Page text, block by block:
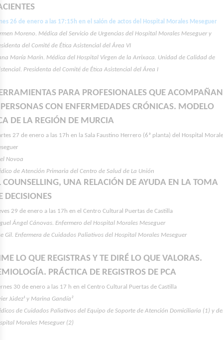
26 de enero a las 17:15h en el salón de actos del Hospital Morales Meseguer
Moreno. Médica del Servicio de Urgencias del Hospital Morales Meseguer y
del Comité de Ética Asistencial del Área VI
María Marín. Médica del Hospital Virgen de la Arrixaca. Unidad de Calidad de
Presidenta del Comité de Ética Asistencial del Área I
PARA PROFESIONALES QUE ACOMPAÑAN
CON ENFERMEDADES CRÓNICAS. MODELO
DE LA REGIÓN DE MURCIA
27 de enero a las 17h en la Sala Faustino Herrero (6ª planta) del Hospital
Novoa
de Atención Primaria del Centro de Salud de La Unión
COUNSELLING, UNA RELACIÓN DE AYUDA EN LA TOMA
DECISIONES
29 de enero a las 17h en el Centro Cultural Puertas de Castilla
Ángel Cánovas. Enfermero del Hospital Morales Meseguer
Gil. Enfermera de Cuidados Paliativos del Hospital Morales Meseguer
LO QUE REGISTRAS Y TE DIRÉ LO QUE VALORAS.
PRÁCTICA DE REGISTROS DE PCA
30 de enero a las 17 h en el Centro Cultural Puertas de Castilla
Júdez¹ y Marina Gandía²
de Cuidados Paliativos del Equipo de Soporte de Atención Domiciliaria (1) y
Morales Meseguer (2)